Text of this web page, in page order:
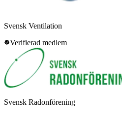
Svensk Ventilation
Verifierad medlem
Svensk Radonförening